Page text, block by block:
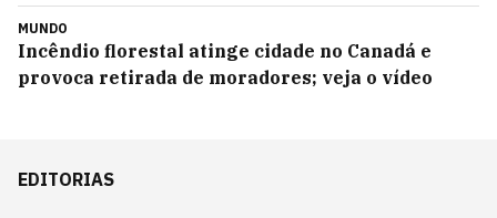
MUNDO
Incêndio florestal atinge cidade no Canadá e
provoca retirada de moradores; veja o vídeo
EDITORIAS